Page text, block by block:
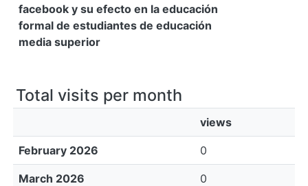
facebook y su efecto en la educación
formal de estudiantes de educación
media superior
Total visits per month
views
February 2026 0
March 2026 0